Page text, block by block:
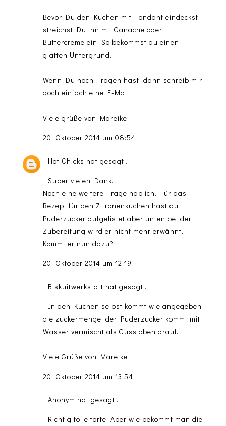
Bevor Du den Kuchen mit Fondant eindeckst,
streichst Du ihn mit Ganache oder
Buttercreme ein. So bekommst du einen
glatten Untergrund.
Wenn Du noch Fragen hast, dann schreib mir
doch einfach eine E-Mail.
Viele grüße von Mareike
20. Oktober 2014 um 08:54
Hot Chicks hat gesagt…
Super vielen Dank.
Noch eine weitere Frage hab ich. Für das
Rezept für den Zitronenkuchen hast du
Puderzucker aufgelistet aber unten bei der
Zubereitung wird er nicht mehr erwähnt.
Kommt er nun dazu?
20. Oktober 2014 um 12:19
Biskuitwerkstatt hat gesagt…
In den Kuchen selbst kommt wie angegeben
die zuckermenge. der Puderzucker kommt mit
Wasser vermischt als Guss oben drauf.
Viele Grüße von Mareike
20. Oktober 2014 um 13:54
Anonym hat gesagt…
Richtig tolle torte! Aber wie bekommt man die